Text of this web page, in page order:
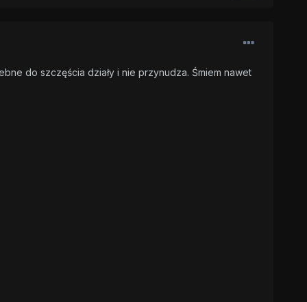
do szczęścia działy i nie przynudza. Śmiem nawet